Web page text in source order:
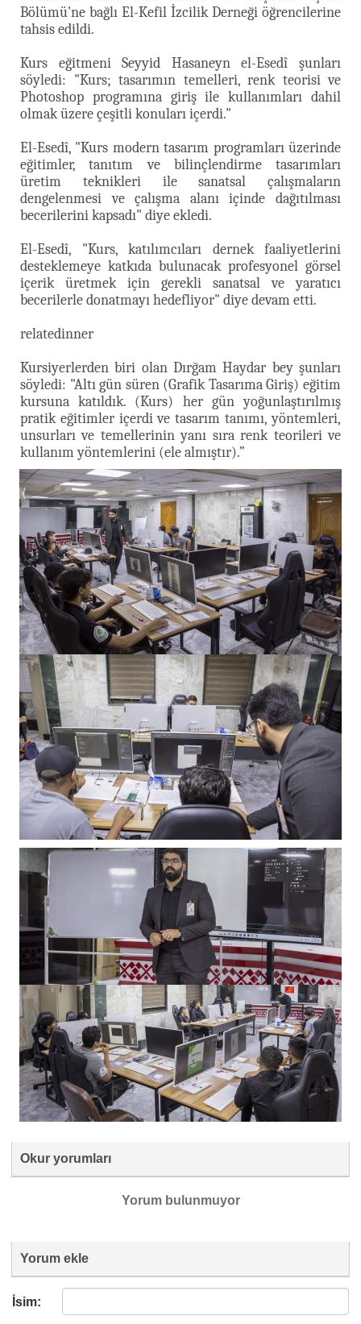
Bölümü'ne bağlı El-Kefil İzcilik Derneği öğrencilerine
tahsis edildi.
Kurs eğitmeni Seyyid Hasaneyn el-Esedî şunları
söyledi: "Kurs; tasarımın temelleri, renk teorisi ve
Photoshop programına giriş ile kullanımları dahil
olmak üzere çeşitli konuları içerdi."
El-Esedî, "Kurs modern tasarım programları üzerinde
eğitimler, tanıtım ve bilinçlendirme tasarımları
üretim teknikleri ile sanatsal çalışmaların
dengelenmesi ve çalışma alanı içinde dağıtılması
becerilerini kapsadı" diye ekledi.
El-Esedî, "Kurs, katılımcıları dernek faaliyetlerini
desteklemeye katkıda bulunacak profesyonel görsel
içerik üretmek için gerekli sanatsal ve yaratıcı
becerilerle donatmayı hedefliyor" diye devam etti.
relatedinner
Kursiyerlerden biri olan Dırğam Haydar bey şunları
söyledi: "Altı gün süren (Grafik Tasarıma Giriş) eğitim
kursuna katıldık. (Kurs) her gün yoğunlaştırılmış
pratik eğitimler içerdi ve tasarım tanımı, yöntemleri,
unsurları ve temellerinin yanı sıra renk teorileri ve
kullanım yöntemlerini (ele almıştır).”
Okur yorumları
Yorum bulunmuyor
Yorum ekle
İsim: